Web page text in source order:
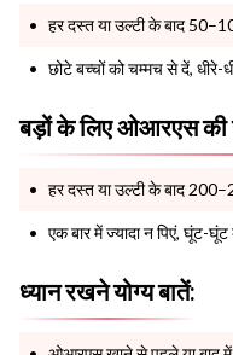
हर दस्त या उल्टी के बाद
छोटे बच्चों को चम्मच से दें, धीरे-
बड़ों के लिए ओआरएस की
हर दस्त या उल्टी के बाद
एक बार में ज्यादा न पिएं, घूंट-घूंट
ध्यान रखने योग्य बातें: